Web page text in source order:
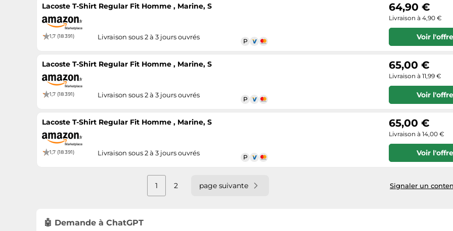
Lacoste T-Shirt Regular Fit Homme , Marine, S
1,7 (18 391) Livraison sous 2 à 3 jours ouvrés
64,90 €
Livraison à 4,90 €
Voir l'offre
Lacoste T-Shirt Regular Fit Homme , Marine, S
1,7 (18 391) Livraison sous 2 à 3 jours ouvrés
65,00 €
Livraison à 11,99 €
Voir l'offre
Lacoste T-Shirt Regular Fit Homme , Marine, S
1,7 (18 391) Livraison sous 2 à 3 jours ouvrés
65,00 €
Livraison à 14,00 €
Voir l'offre
1 2 page suivante Signaler un
🤖 Demande à ChatGPT